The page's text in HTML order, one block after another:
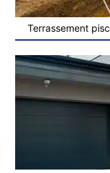
Terrassement